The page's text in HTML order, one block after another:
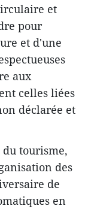
et
pour
et d'une
aux
celles liées
déclarée et
tourisme,
des
de
en